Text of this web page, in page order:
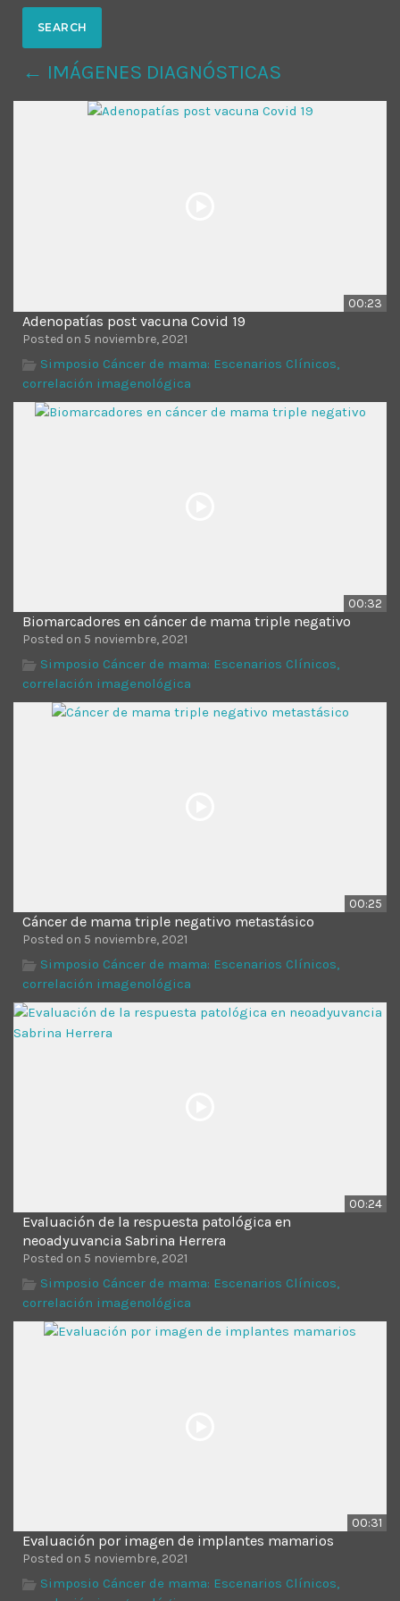
431
DESIGN ADMINISTRATOR
Validating Enterprise
Architectures In The Current
Time
← IMÁGENES DIAGNÓSTICAS
00:23
Adenopatías post vacuna Covid 19
Posted on 5 noviembre, 2021
Simposio Cáncer de mama: Escenarios Clínicos,
correlación imagenológica
00:32
Biomarcadores en cáncer de mama triple negativo
Posted on 5 noviembre, 2021
Simposio Cáncer de mama: Escenarios Clínicos,
correlación imagenológica
00:25
Cáncer de mama triple negativo metastásico
Posted on 5 noviembre, 2021
Simposio Cáncer de mama: Escenarios Clínicos,
correlación imagenológica
00:24
Evaluación de la respuesta patológica en
neoadyuvancia Sabrina Herrera
Posted on 5 noviembre, 2021
Simposio Cáncer de mama: Escenarios Clínicos,
correlación imagenológica
00:31
Evaluación por imagen de implantes mamarios
Posted on 5 noviembre, 2021
Simposio Cáncer de mama: Escenarios Clínicos,